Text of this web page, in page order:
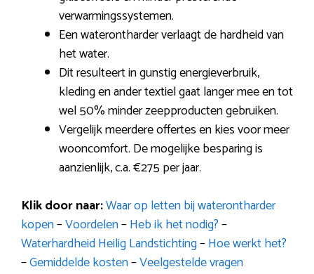
verwarmingssystemen.
Een waterontharder verlaagt de hardheid van
het water.
Dit resulteert in gunstig energieverbruik,
kleding en ander textiel gaat langer mee en tot
wel 50% minder zeepproducten gebruiken.
Vergelijk meerdere offertes en kies voor meer
wooncomfort. De mogelijke besparing is
aanzienlijk, c.a. €275 per jaar.
Klik door naar:Waar op letten bij waterontharder
kopen–Voordelen–Heb ik het nodig?–
Waterhardheid Heilig Landstichting–Hoe werkt het?
–Gemiddelde kosten–Veelgestelde vragen